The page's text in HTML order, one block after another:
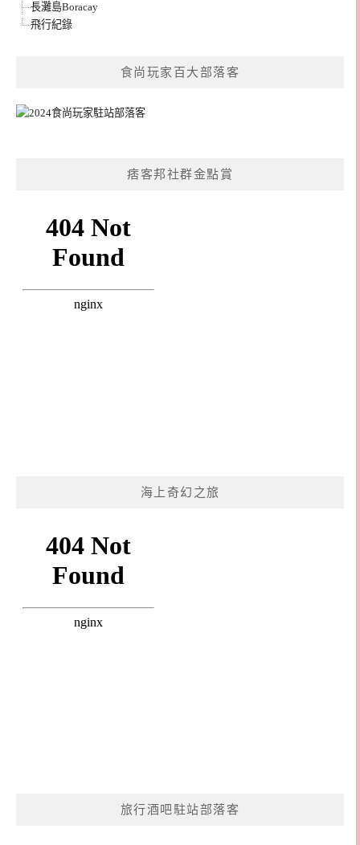
長灘島Boracay
飛行紀錄
食尚玩家百大部落客
痞客邦社群金點賞
海上奇幻之旅
旅行酒吧駐站部落客